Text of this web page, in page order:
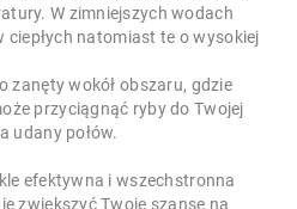
W zimniejszych wodach
ciepłych natomiast te o wysokiej
zanęty wokół obszaru, gdzie
przyciągnąć ryby do Twojej
udany połów.
efektywna i wszechstronna
zwiększyć Twoje szanse na